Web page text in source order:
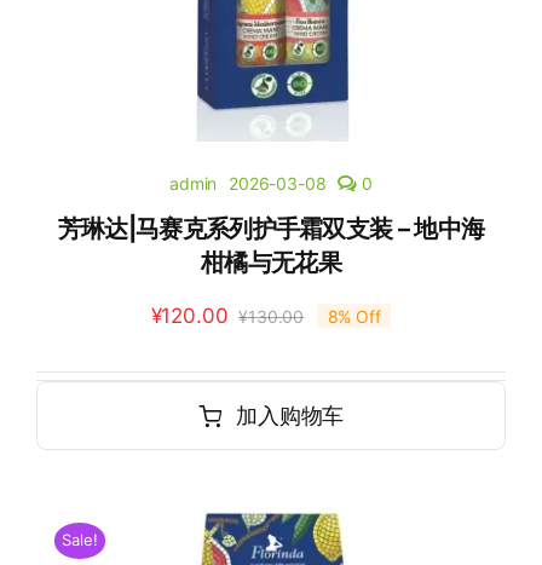
admin 2026-03-08 0
芳琳达|马赛克系列护手霜双支装 – 地中海
柑橘与无花果
¥130.00
¥120.00 8% Off
加入购物车
Sale!